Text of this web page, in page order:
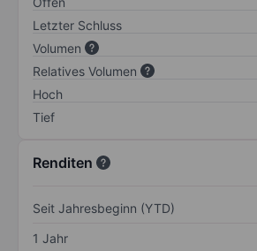
Letzter Schluss
Volumen
Relatives Volumen
Hoch
Tief
Renditen
Seit Jahresbeginn (YTD)
1 Jahr